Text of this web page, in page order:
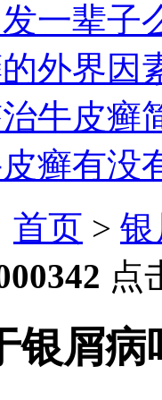
一辈子
外界因
牛皮癣
癣有没
首页 >
点
银屑病